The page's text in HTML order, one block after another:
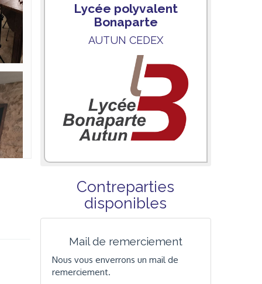
Lycée polyvalent
Bonaparte
AUTUN CEDEX
Contreparties
disponibles
Mail de remerciement
Nous vous enverrons un mail de
remerciement.